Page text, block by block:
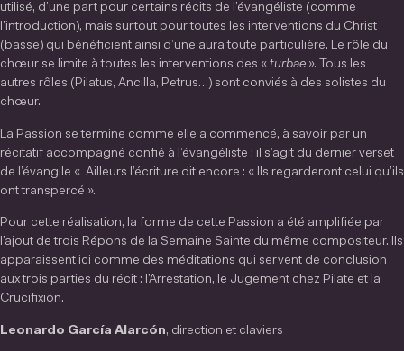
utilisé, d’une part pour certains récits de l’évangéliste (comme
l’introduction), mais surtout pour toutes les interventions du Christ
(basse) qui bénéficient ainsi d’une aura toute particulière. Le rôle du
chœur se limite à toutes les interventions des « turbae ». Tous les
autres rôles (Pilatus, Ancilla, Petrus…) sont conviés à des solistes du
chœur.
La Passion se termine comme elle a commencé, à savoir par un
récitatif accompagné confié à l’évangéliste ; il s’agit du dernier verset
de l’évangile « Ailleurs l’écriture dit encore : « Ils regarderont celui qu’ils
ont transpercé ».
Pour cette réalisation, la forme de cette Passion a été amplifiée par
l’ajout de trois Répons de la Semaine Sainte du même compositeur. Ils
apparaissent ici comme des méditations qui servent de conclusion
aux trois parties du récit : l’Arrestation, le Jugement chez Pilate et la
Crucifixion.
Leonardo García Alarcón, direction et claviers